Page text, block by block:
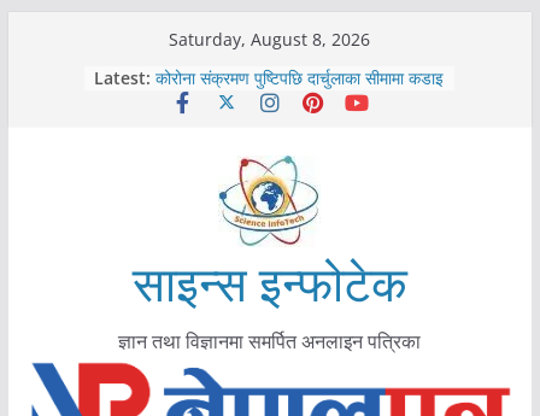
Saturday, August 8, 2026
Latest: कोरोना संक्रमण पुष्टिपछि दार्चुलाका सीमामा कडाइ
विराटनगर महानगरद्वारा पूर्ण खोप सुनिश्चित घोषणा
मकवानपुरमा खोरेत रोग विरुद्धको खोप लगाउन
आयुर्वेद चिकित्सा प्रणालीको भूमिका महत्वपूर्ण छ :
मुख्यमन्त्री शाह
काभ्रेपलाञ्चोकमा आयुर्वेद स्वास्थ्योपचारतर्फ
आकर्षण बढ्दै
साइन्स इन्फोटेक
ज्ञान तथा विज्ञानमा समर्पित अनलाइन पत्रिका